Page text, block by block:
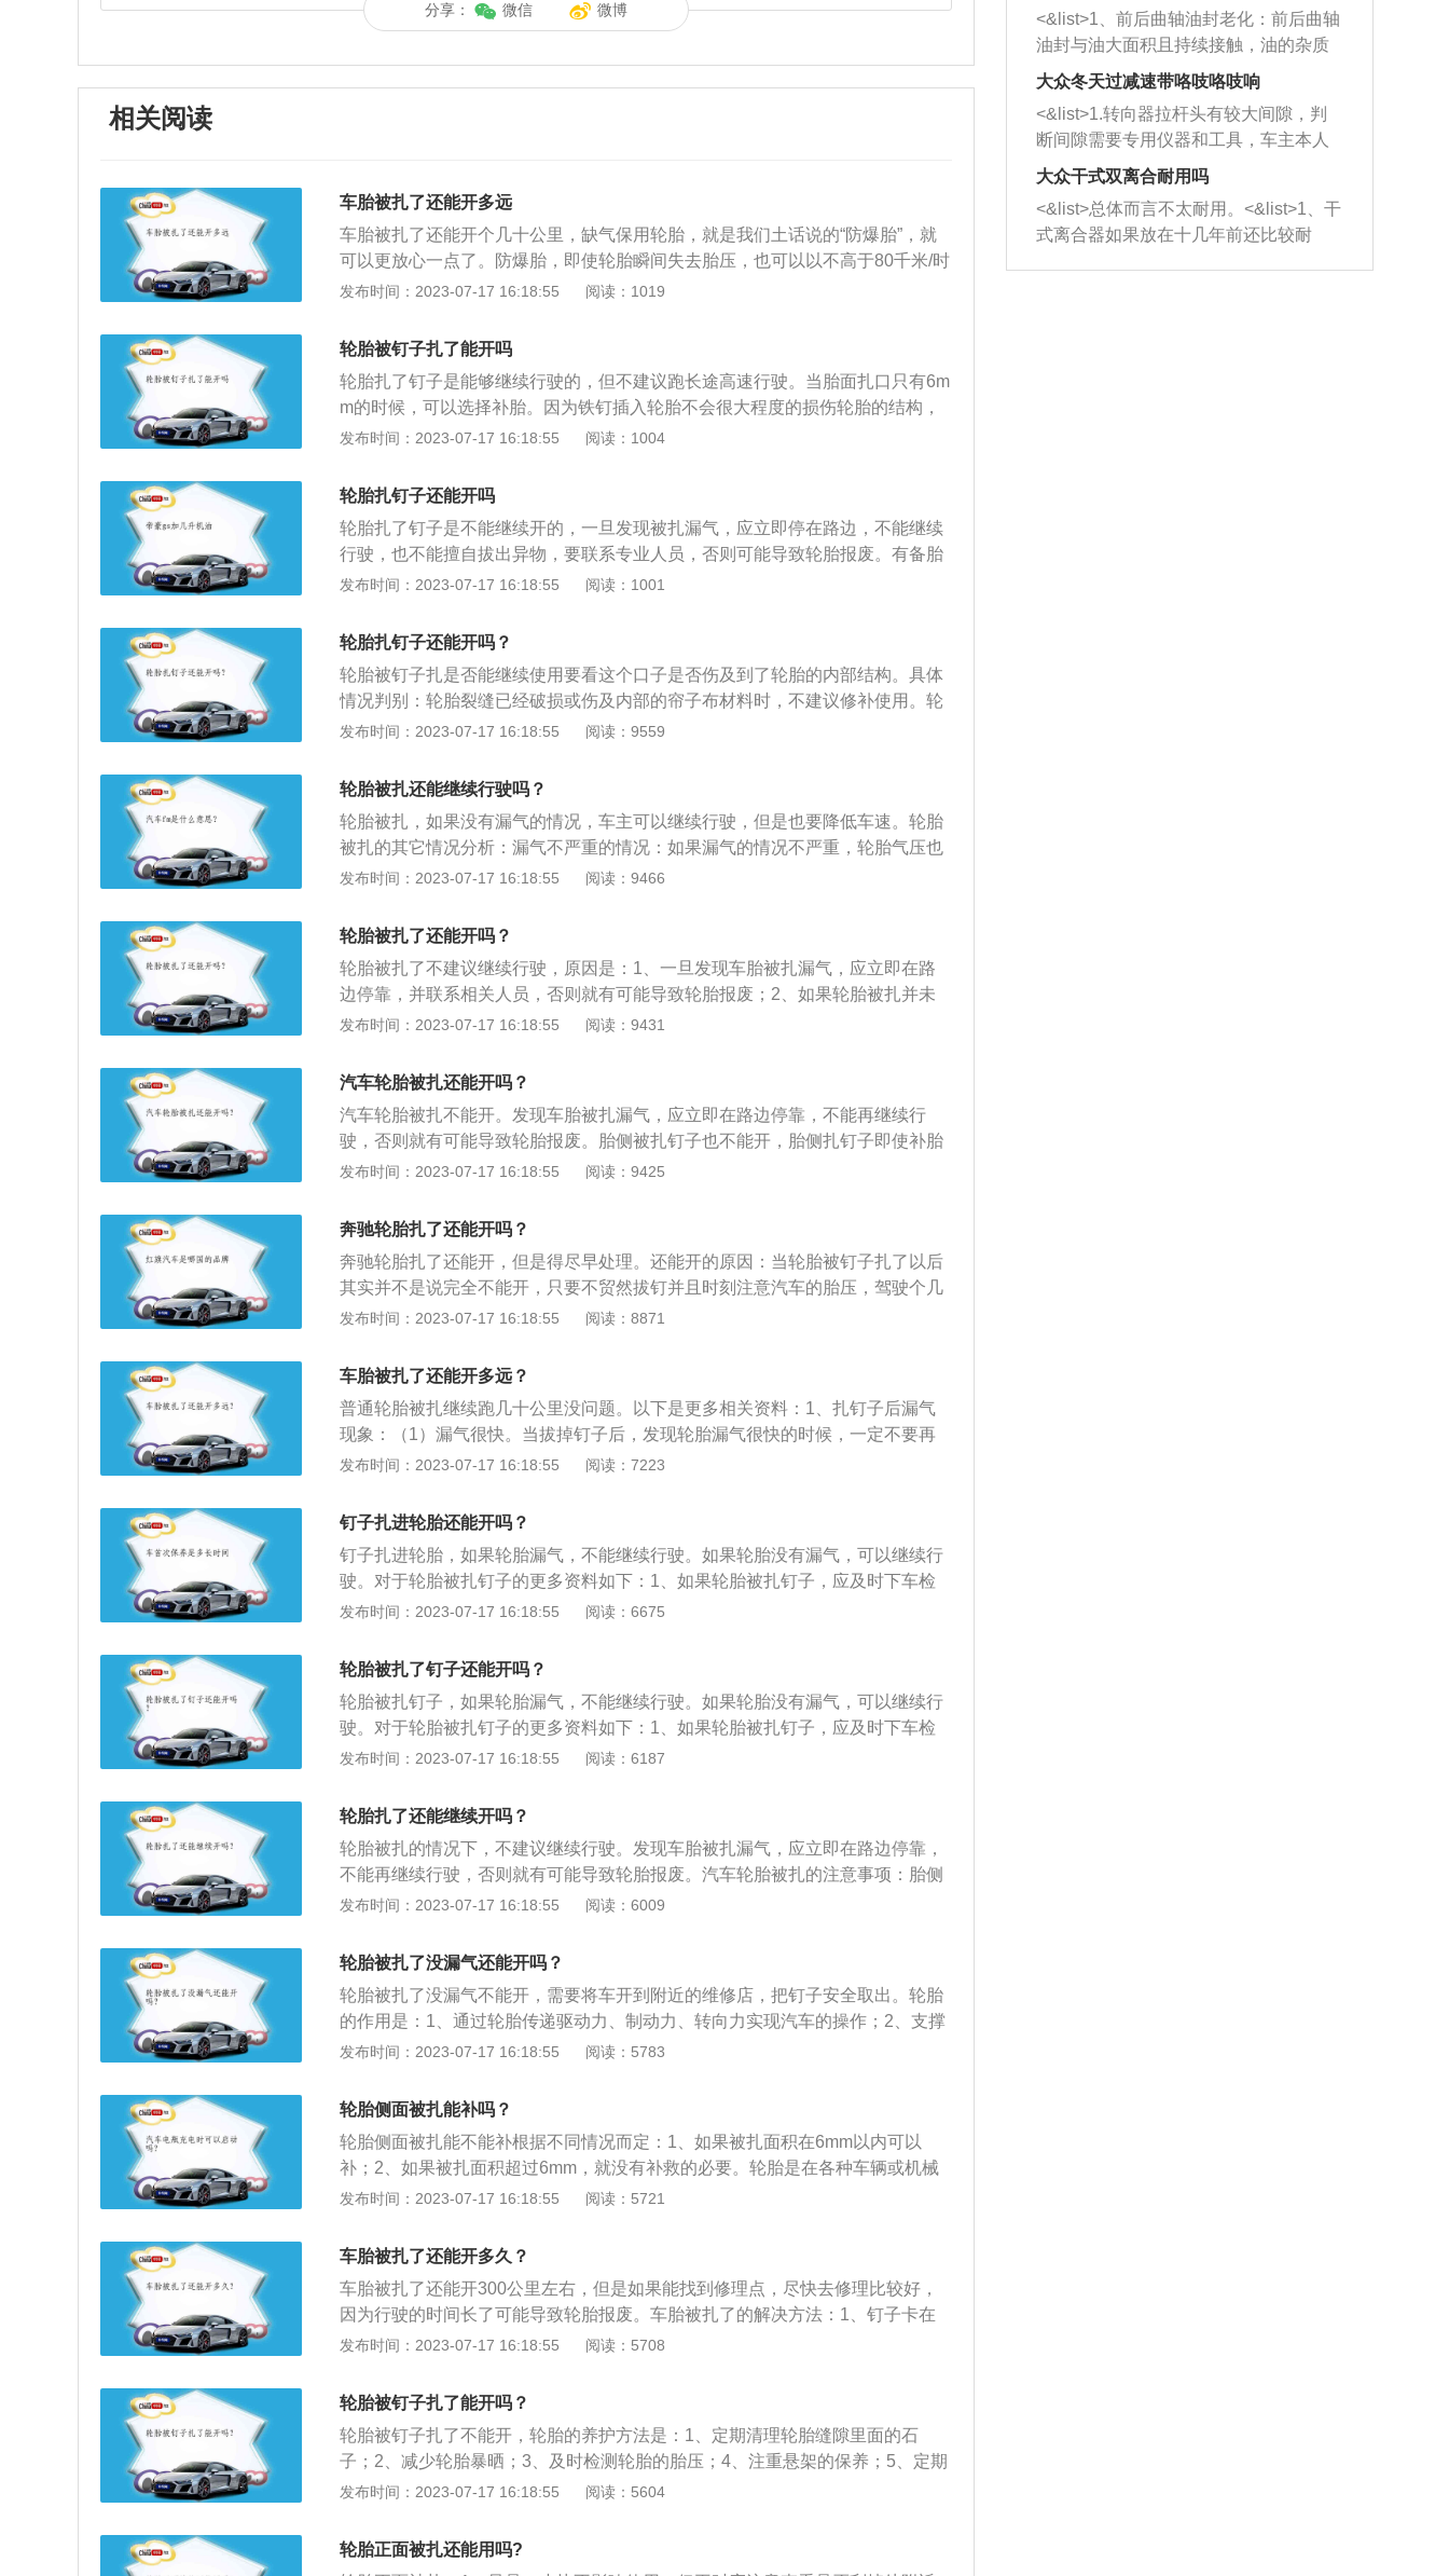
分享： 微信 微博
相关阅读
车胎被扎了还能开多远
车胎被扎了还能开个几十公里，缺气保用轮胎，就是我们土话说的“防爆胎”，就
可以更放心一点了。防爆胎，即使轮胎瞬间失去胎压，也可以以不高于80千米/时
的速度继续行驶80公里。目前很多车型都配备了胎压监测功能，当轮胎被扎钉子
驶过程中，如果听见有咔哒咔哒的异响或者是车身倾斜，一定要下车检查是否扎
胎了。一旦发现扎胎了，千万不要私自操作拔钉子，尤其是在夏天车胎气体热胀
冷缩，一不小心很容易爆胎，引发二次事故。不同的情况需要采取不同的应对方
式：1、扎钉子后暂时没有漏气不要擅自拔掉，应慢速行驶至专业维修店检查修
补；2、扎钉子后慢慢漏气了应尽快减速缓慢停靠至安全地带，及时更换备胎并
行至安全地带更换备胎或等拖车，尽快前往就近的4S店检查，及时更换新轮胎。
发布时间：2023-07-17 16:18:55 阅读：1019
轮胎被钉子扎了能开吗
轮胎扎了钉子是能够继续行驶的，但不建议跑长途高速行驶。当胎面扎口只有6m
m的时候，可以选择补胎。因为铁钉插入轮胎不会很大程度的损伤轮胎的结构，
钢丝、帘布和聚酯层只是穿了个洞，修补一下就完事了。当然更安全的操作是换
驶，可能压到很多路边一些细碎的杂物，尤其上班路上一些支路。2、停车一定
不要停在附近杂物的地方，堆积杂物的地方有更高的概率掉落螺丝钉这些杂物。
3、路上如果看到有木条/木板，尽量不要压过去。因为这种掉在马路上的木料通
常都是木箱上脱落的，会带钉子。
发布时间：2023-07-17 16:18:55 阅读：1004
轮胎扎钉子还能开吗
轮胎扎了钉子是不能继续开的，一旦发现被扎漏气，应立即停在路边，不能继续
行驶，也不能擅自拔出异物，要联系专业人员，否则可能导致轮胎报废。有备胎
的情况下可以自行更换。更换备胎的步骤：1、从后备箱拿出三角指示牌、备胎
2、在城市道路的话，警示牌放在车后50米，成年人差不多是走80步的距离。高
速上面要远一点，要150米之后，成年人差不多是走250步的距离。3、用套筒扳
手逆时针把轮胎上面的5个螺栓全部拧松。注意，不是拧掉，不是把它拧下来。
4、用千斤顶举升车辆让轮胎悬空，大概距离地面2厘米就差不多了。举升的位置
是在车辆每个轮胎旁边都会标记的，一截凸起或者是凹陷的位置。5、把5个螺栓
螺栓都拧上去，接着你就放下一点千斤顶，让轮胎和地面有接触，这个时候用套
筒扳手来拧紧螺栓。7、放下千斤顶，即可完成。轮胎是汽车的主要构件之一，
其直接与地面触碰，和汽车悬挂系统一同来缓解汽车行驶时需受的冲击性，确保
汽车的牵引性，制动系统性和根据性，承担着汽车的净重。
发布时间：2023-07-17 16:18:55 阅读：1001
轮胎扎钉子还能开吗？
轮胎被钉子扎是否能继续使用要看这个口子是否伤及到了轮胎的内部结构。具体
情况判别：轮胎裂缝已经破损或伤及内部的帘子布材料时，不建议修补使用。轮
胎裂缝并未伤及帘子布材料，还可以继续使用，但需定期查看伤口有否扩大，帘
轮胎所充气压必须按照国家标准对不同种类，规格轮胎所指定的相应气压进行充
气。根据轮胎配用车辆，可按汽车制造商与轮胎制造商协商后所推荐的前后轮气
压进行充气。
发布时间：2023-07-17 16:18:55 阅读：9559
轮胎被扎还能继续行驶吗？
轮胎被扎，如果没有漏气的情况，车主可以继续行驶，但是也要降低车速。轮胎
被扎的其它情况分析：漏气不严重的情况：如果漏气的情况不严重，轮胎气压也
算正常，那么也可以继续行驶。但是这时候不能车速太快，需要尽快找维修店修
方。漏气严重的情况：如果是漏气严重，明显的能感受到漏气的情况，这时候不
能再继续行驶。如果条件允许尽量自己换上备胎，但是备胎也不能长期使用，换
上备胎也要去维修店修轮胎。如果没有自己换轮胎的条件，就打电话等待救援。
等待救援的时候也要注意提醒别人，按照规定打开双闪灯，放置安全警示牌。
发布时间：2023-07-17 16:18:55 阅读：9466
轮胎被扎了还能开吗？
轮胎被扎了不建议继续行驶，原因是：1、一旦发现车胎被扎漏气，应立即在路
边停靠，并联系相关人员，否则就有可能导致轮胎报废；2、如果轮胎被扎并未
漏气，不要擅自拔掉异物，拔掉有可能出现漏气现象，可以慢速行驶到维修地
而存在驾驶危险。汽车的轮胎是汽车最重要的部位之一，在日常生活中，需定期
检查，检查内容有侧面是否鼓包和划伤，正面是否有扎钉及划伤，并且看轮胎的
磨损情况，有没有偏磨等，可以每次开车前看一下四个轮胎是否都有气。
发布时间：2023-07-17 16:18:55 阅读：9431
汽车轮胎被扎还能开吗？
汽车轮胎被扎不能开。发现车胎被扎漏气，应立即在路边停靠，不能再继续行
驶，否则就有可能导致轮胎报废。胎侧被扎钉子也不能开，胎侧扎钉子即使补胎
也不安全，胎侧是轮胎最薄、最脆弱的部位，损伤后就有潜在爆胎的隐患，如果
比较小的钉子，很有可能都没有扎破轮胎，具体的需要到汽修店检查过后才可以
知道。轮胎扎钉子，建议先不要拔下钉子，开到就近的汽修店后再拔。
发布时间：2023-07-17 16:18:55 阅读：9425
奔驰轮胎扎了还能开吗？
奔驰轮胎扎了还能开，但是得尽早处理。还能开的原因：当轮胎被钉子扎了以后
其实并不是说完全不能开，只要不贸然拔钉并且时刻注意汽车的胎压，驾驶个几
十公里没有问题。当然，在此期间也有足够的时间找到修车厂去补胎或是重新为
基本没有漏气或者说漏气不明显。如果发现有气泡产生，那么就证明轮胎的漏气
很严重，这个时候汽车不能够继续开，继续开轻则轮胎报废，也可能会出事故影
响生命安全。要进行相应的处理，自己动手把车上的备胎换上，把扎钉子的轮胎
弄下来。要是自己不会换轮胎也不要着急，打电话给维修店或者给家人朋友寻求
救援。
发布时间：2023-07-17 16:18:55 阅读：8871
车胎被扎了还能开多远？
普通轮胎被扎继续跑几十公里没问题。以下是更多相关资料：1、扎钉子后漏气
现象：（1）漏气很快。当拔掉钉子后，发现轮胎漏气很快的时候，一定不要再
驾驶，在原地寻求救援，因为轮胎漏气后再继续驾驶，不但整条轮胎无法在修
在附近可以找到维修店，可以以低速行驶到维修店进行修理。切不可再行驶过快
或距离过长，避免爆胎的发生。2、胎面轻微破损：胎面轻微破裂的也可以修
补，国内的路况比较复杂，路面凹凸不平、路面的堆积物比较多，轮胎的胎面受
损是比较常有的事情。胎面受损轻微的可以通过修补的办法，延续轮胎的寿命。
发布时间：2023-07-17 16:18:55 阅读：7223
钉子扎进轮胎还能开吗？
钉子扎进轮胎，如果轮胎漏气，不能继续行驶。如果轮胎没有漏气，可以继续行
驶。对于轮胎被扎钉子的更多资料如下：1、如果轮胎被扎钉子，应及时下车检
查。先用泡沫水滴在扎钉处，观察有无气泡，如有气泡，表明轮胎在漏气。如没
求道路救援即可。3、如果轮胎不漏气，需缓慢将车开到附近的维修店，安全取
出钉子。
发布时间：2023-07-17 16:18:55 阅读：6675
轮胎被扎了钉子还能开吗？
轮胎被扎钉子，如果轮胎漏气，不能继续行驶。如果轮胎没有漏气，可以继续行
驶。对于轮胎被扎钉子的更多资料如下：1、如果轮胎被扎钉子，应及时下车检
查。先用泡沫水滴在扎钉处，观察有无气泡，如有气泡，表明轮胎在漏气。如没
求道路救援即可。3、如果轮胎不漏气，需缓慢将车开到附近的维修店，安全取
出钉子。
发布时间：2023-07-17 16:18:55 阅读：6187
轮胎扎了还能继续开吗？
轮胎被扎的情况下，不建议继续行驶。发现车胎被扎漏气，应立即在路边停靠，
不能再继续行驶，否则就有可能导致轮胎报废。汽车轮胎被扎的注意事项：胎侧
被扎钉子也不能开，胎侧扎钉子即使补胎也不安全，胎侧是轮胎最薄、最脆弱的
了。胎面因为比较厚则问题不大，如果是比较小的钉子，很有可能都没有扎破轮
胎，具体的需要到汽修店检查过后才可以知道。轮胎扎钉子，建议先不要拔下钉
子，开到就近的汽修店后再拔。轮胎被扎的处理方法：如果轮胎被扎但车胎并未
漏气，也不要擅自拔掉异物。因为拔掉后轮胎有可能出现漏气现象，导致车子完
全无法行驶，可以慢速行驶到维修地点。如果发现轮胎漏气严重，千万不要强行
发布时间：2023-07-17 16:18:55 阅读：6009
轮胎被扎了没漏气还能开吗？
轮胎被扎了没漏气不能开，需要将车开到附近的维修店，把钉子安全取出。轮胎
的作用是：1、通过轮胎传递驱动力、制动力、转向力实现汽车的操作；2、支撑
车辆载荷；3、减轻、吸收汽车行驶过程的震动和冲击力，避免剧烈的震动损坏
胎暴晒；3、及时检测轮胎的胎压；4、注重悬架的保养；5、定期检查前轮定
位；6、注意驾驶方式。
发布时间：2023-07-17 16:18:55 阅读：5783
轮胎侧面被扎能补吗？
轮胎侧面被扎能不能补根据不同情况而定：1、如果被扎面积在6mm以内可以
补；2、如果被扎面积超过6mm，就没有补救的必要。轮胎是在各种车辆或机械
上安装的接地滚动圆环形弹性橡胶制品，通常安装在金属轮辋上，能支撑车身，
性能、缓冲性能。轮胎的保养方法：1、保证正确的轮胎气压；2、定期检查轮胎
是否出现鼓包、裂缝、割伤、扎钉及异常磨损情况；3、检查轮胎表面是否有石
子、钉子硬物要及时进行清洁；4、减少轮胎暴晒。
发布时间：2023-07-17 16:18:55 阅读：5721
车胎被扎了还能开多久？
车胎被扎了还能开300公里左右，但是如果能找到修理点，尽快去修理比较好，
因为行驶的时间长了可能导致轮胎报废。车胎被扎了的解决方法：1、钉子卡在
轮胎缝隙，抠掉即可；2、钉子扎进轮胎没有扎透，只要不漏气，用钳子拔出；
种车辆或机械上装配的接地滚动的圆环形弹性橡胶制品，其作用是：1、直接与
路面接触，和汽车悬架共同来缓和汽车行驶时所受到的冲击；2、保证汽车有良
好的乘坐舒适性和行驶平顺性。
发布时间：2023-07-17 16:18:55 阅读：5708
轮胎被钉子扎了能开吗？
轮胎被钉子扎了不能开，轮胎的养护方法是：1、定期清理轮胎缝隙里面的石
子；2、减少轮胎暴晒；3、及时检测轮胎的胎压；4、注重悬架的保养；5、定期
检查前轮定位；6、注意驾驶方式，在行车中要选择路面行驶，躲避能扎破和划
传递驱动力、制动力、转向力实现了汽车的操作；2、支撑车辆载荷；3、减轻、
吸收汽车行驶过程的震动和冲击力，避免剧烈的震动损坏汽车零部件。
发布时间：2023-07-17 16:18:55 阅读：5604
轮胎正面被扎还能用吗?
西取出来。但如果是因为积碳过多引起
的堵塞，就需要将三元催化器泡在草酸
洗剂对堵塞的情况得到解决，将清洗剂
放在燃油箱中，与燃油混合后，车辆启
动时，就可以和汽油一起进入到燃烧
室，最后形成废气排出，就可以让三元
催化器得到清洗，排气管堵塞的情况就
能够得到解决。
一圈半的练习，往右同样也要打相同的
圈数。 <&list>3、最后强调要反复练
习，这样就可以形成肌肉记忆，在真实
驾驶车辆时，不需要记忆也能打好方
向。
<&list>1、前后曲轴油封老化：前后曲轴
油封与油大面积且持续接触，油的杂质
和发动机内持续温度变化使其密封效果
逐渐减弱，导致渗油或漏油。<&list>2、
活塞间隙过大：积碳会使活塞环与缸体
的间隙扩大，导致机油流入燃烧室中，
造成烧机油。<&list>3、机油粘度。使用
机油粘度过小的话，同样会有烧机油现
象，机油粘度过小具有很好的流动性，
大众冬天过减速带咯吱咯吱响
<&list>1.转向器拉杆头有较大间隙，判
断间隙需要专用仪器和工具，车主本人
无法制作，需要将车辆送到修理厂或4s
店；<&list>2.车辆半轴套管防尘罩破
裂，破裂后会出现漏油现象，使半轴磨
损严重，磨损的半轴容易损坏，产生异
响；<&list>3.稳定器的转向胶套和球头
大众干式双离合耐用吗
<&list>总体而言不太耐用。<&list>1、干
式离合器如果放在十几年前还比较耐